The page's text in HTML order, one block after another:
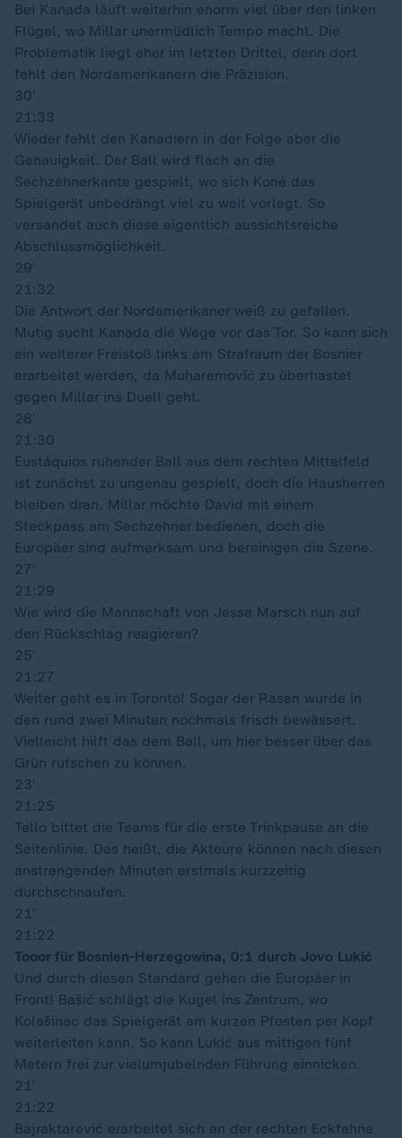
Bei Kanada läuft weiterhin enorm viel über den linken
Flügel, wo Millar unermüdlich Tempo macht. Die
Problematik liegt eher im letzten Drittel, denn dort
fehlt den Nordamerikanern die Präzision.
30′
21:33
Wieder fehlt den Kanadiern in der Folge aber die
Genauigkeit. Der Ball wird flach an die
Sechzehnerkante gespielt, wo sich Koné das
Spielgerät unbedrängt viel zu weit vorlegt. So
versandet auch diese eigentlich aussichtsreiche
Abschlussmöglichkeit.
29′
21:32
Die Antwort der Nordamerikaner weiß zu gefallen.
Mutig sucht Kanada die Wege vor das Tor. So kann sich
ein weiterer Freistoß links am Strafraum der Bosnier
erarbeitet werden, da Muharemović zu überhastet
gegen Millar ins Duell geht.
28′
21:30
Eustáquios ruhender Ball aus dem rechten Mittelfeld
ist zunächst zu ungenau gespielt, doch die Hausherren
bleiben dran. Millar möchte David mit einem
Steckpass am Sechzehner bedienen, doch die
Europäer sind aufmerksam und bereinigen die Szene.
27′
21:29
Wie wird die Mannschaft von Jesse Marsch nun auf
den Rückschlag reagieren?
25′
21:27
Weiter geht es in Toronto! Sogar der Rasen wurde in
den rund zwei Minuten nochmals frisch bewässert.
Vielleicht hilft das dem Ball, um hier besser über das
Grün rutschen zu können.
23′
21:25
Tello bittet die Teams für die erste Trinkpause an die
Seitenlinie. Das heißt, die Akteure können nach diesen
anstrengenden Minuten erstmals kurzzeitig
durchschnaufen.
21′
21:22
Tooor für Bosnien-Herzegowina, 0:1 durch Jovo Lukić
Und durch diesen Standard gehen die Europäer in
Front! Bašić schlägt die Kugel ins Zentrum, wo
Kolašinac das Spielgerät am kurzen Pfosten per Kopf
weiterleiten kann. So kann Lukić aus mittigen fünf
Metern frei zur vielumjubelnden Führung einnicken.
21′
21:22
Bajraktarević erarbeitet sich an der rechten Eckfahne